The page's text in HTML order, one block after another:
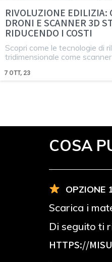
RIVOLUZIONE EDILIZIA:
DRONI E SCANNER 3D
RIDUCENDO I COSTI
7 OTT, 23
Scopri come le tecnologie di
tridimensionale come scanner
COSA
Scarica i
Di seguito ti
HTTPS://